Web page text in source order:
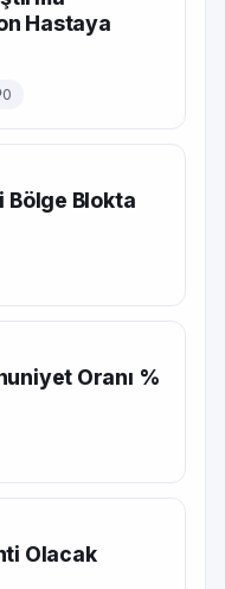
Hastaya
0
Bölge Blokta
Oranı %
Olacak